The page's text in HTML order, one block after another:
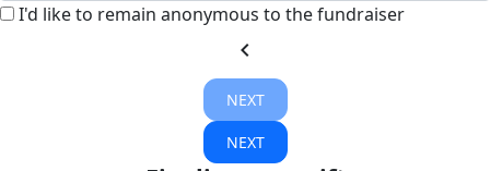
I'd like to remain anonymous to the fundraiser
chevron_left
NEXT
NEXT